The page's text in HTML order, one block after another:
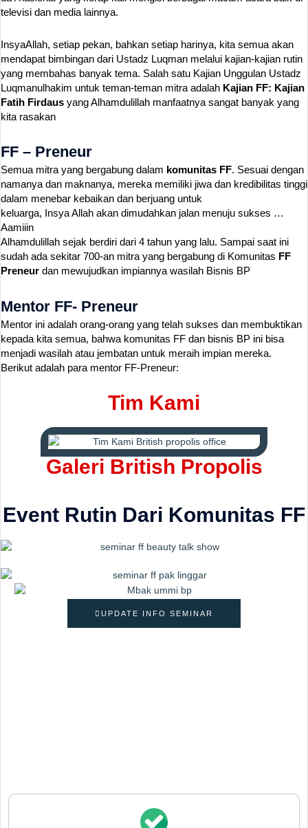
televisi dan media lainnya.
InsyaAllah, setiap pekan, bahkan setiap harinya, kita semua akan
mendapat bimbingan dari Ustadz Luqman melalui kajian-kajian rutin
yang membahas banyak tema. Salah satu Kajian Unggulan Ustadz
Luqmanulhakim untuk teman-teman mitra adalah Kajian FF: Kajian
Fatih Firdaus yang Alhamdulillah manfaatnya sangat banyak yang
kita rasakan
FF – Preneur
Semua mitra yang bergabung dalam komunitas FF. Sesuai dengan
namanya dan maknanya, mereka memiliki jiwa dan kredibilitas tinggi
dalam menebar kebaikan dan berjuang untuk
keluarga, Insya Allah akan dimudahkan jalan menuju sukses …
Aamiiin
Alhamdulillah sejak berdiri dari 4 tahun yang lalu. Sampai saat ini
sudah ada sekitar 700-an mitra yang bergabung di Komunitas FF
Preneur dan mewujudkan impiannya wasilah Bisnis BP
Mentor FF- Preneur
Mentor ini adalah orang-orang yang telah sukses dan membuktikan
kepada kita semua, bahwa komunitas FF dan bisnis BP ini bisa
menjadi wasilah atau jembatan untuk meraih impian mereka.
Berikut adalah para mentor FF-Preneur:
Tim Kami
Galeri British Propolis
Event Rutin Dari Komunitas FF
UPDATE INFO SEMINAR